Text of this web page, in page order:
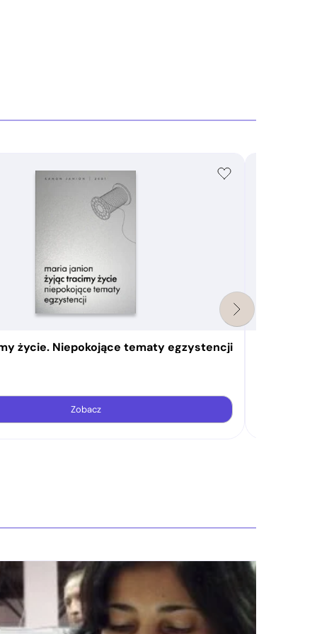
życie. Niepokojące tematy egzystencji
Zobacz